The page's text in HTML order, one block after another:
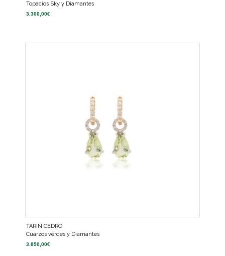
Topacios Sky y Diamantes
3.300,00€
TARIN CEDRO
Cuarzos verdes y Diamantes
3.850,00€